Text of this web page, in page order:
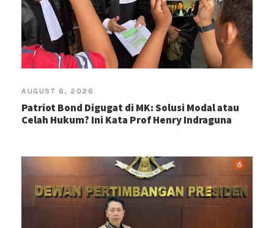
AUGUST 6, 2026
Patriot Bond Digugat di MK: Solusi Modal atau
Celah Hukum? Ini Kata Prof Henry Indraguna